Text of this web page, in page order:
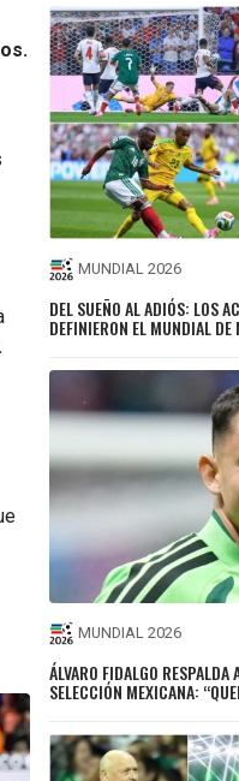
MUNDIAL 2026
DEL SUEÑO AL ADIÓS: LOS
DEFINIERON EL MUNDIAL DE
MUNDIAL 2026
ÁLVARO FIDALGO RESPALDA
SELECCIÓN MEXICANA: